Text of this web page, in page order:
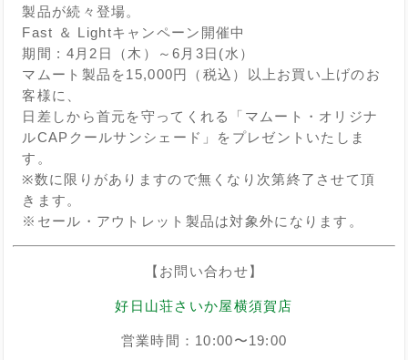
製品が続々登場。
Fast ＆ Lightキャンペーン開催中
期間 : 4月2日（木）～6月3日(水）
マムート製品を15,000円（税込）以上お買い上げのお
客様に、
日差しから首元を守ってくれる「マムート・オリジナ
ルCAPクールサンシェード」をプレゼントいたしま
す。
※数に限りがありますので無くなり次第終了させて頂
きます。
※セール・アウトレット製品は対象外になります。
【お問い合わせ】
好日山荘さいか屋横須賀店
営業時間：10:00〜19:00